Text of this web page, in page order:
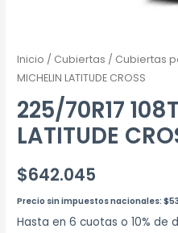
Inicio / Cubiertas / Cubiertas
MICHELIN LATITUDE CROSS
225/70R17
LATITUDE
$642.045
Precio sin impuestos nacionales:$
Hasta en 6 cuotas o 10%